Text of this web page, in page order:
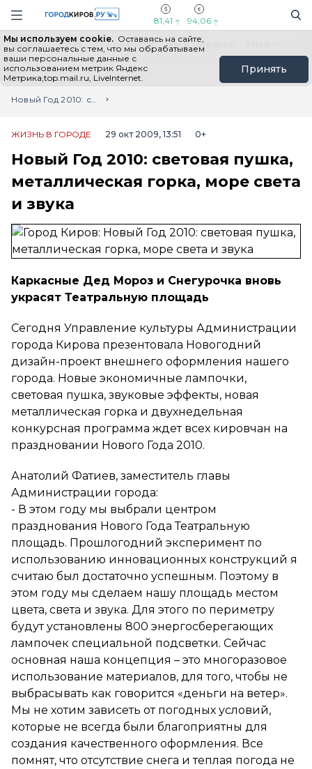
Навигация сайта
81,41 94,06
Мы используем cookie. Оставаясь на сайте,
вы соглашаетесь с тем, что мы обрабатываем
ваши персональные данные с
использованием метрик Яндекс
Метрика,top.mail.ru, LiveInternet.
Принять
Выборы - 2026 Все новости Мы в Telegram
Главная
Лента новостей
Новый Год 2010: световая пушка, металлическая горка, море света и звука
ЖИЗНЬ В ГОРОДЕ 29 окт 2009, 13:51 0+
Новый Год 2010: световая пушка,
металлическая горка, море света
и звука
Каркасные Дед Мороз и Снегурочка вновь
украсят Театральную площадь
Сегодня Управление культуры Администрации
города Кирова презентовала Новогодний
дизайн-проект внешнего оформления нашего
города. Новые экономичные лампочки,
световая пушка, звуковые эффекты, новая
металлическая горка и двухнедельная
конкурсная программа ждет всех кировчан на
праздновании Нового Года 2010.
Анатолий Фатиев, заместитель главы
Администрации города:
- В этом году мы выбрали центром
празднования Нового Года Театральную
площадь. Прошлогодний эксперимент по
использованию инновационных конструкций я
считаю был достаточно успешным. Поэтому в
этом году мы сделаем нашу площадь местом
цвета, света и звука. Для этого по периметру
будут установлены 800 энергосберегающих
лампочек специальной подсветки. Сейчас
основная наша концепция – это многоразовое
использование материалов, для того, чтобы не
выбрасывать как говорится «деньги на ветер».
Мы не хотим зависеть от погодных условий,
которые не всегда были благоприятны для
создания качественного оформления. Все
помнят, что отсутствие снега и теплая погода не